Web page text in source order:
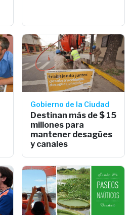
Gobierno de la Ciudad
Destinan más de $ 15
millones para
mantener desagües
y canales